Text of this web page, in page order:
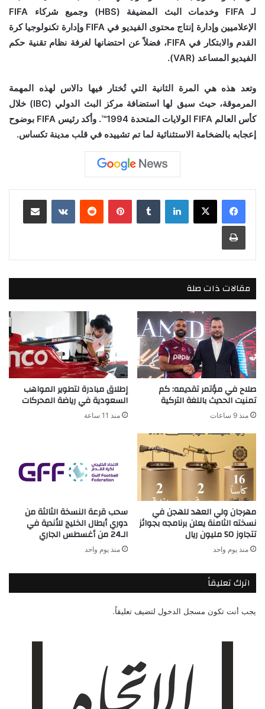
لـ FIFA وخدمات البث المضيفة (HBS) وجميع شركاء FIFA
الإعلاميين وإدارة إنتاج محتوى الفيديو في FIFA وإدارة تكنولوجيا كرة
القدم والابتكار في FIFA، فضلاً عن احتضانها لغرفة نظام تقنية حكم
الفيديو المساعد (VAR).
وتعد هذه هي المرة الثانية التي تُختار فيها دالاس لهذه المهمة
المرموقة، حيث سبق لها استضافة مركز البث الدولي (IBC) خلال
كأس العالم FIFA الولايات المتحدة 1994™. وأكد رئيس FIFA بوضوح
إعجابه بالضخامة الاستثنائية لما تم تشييده في قلب مدينة تكساس.
لينكدإن بينتيريست مشاركة عبر البريد
طباعة
مقالات ذات صلة
صلاح في مؤتمر تقديمه: كم
تمنيت الحديث باللغة التركية
منذ 9 ساعات
إطلاق مبادرة لتطوير المواهب
السعودية في رياضة المحركات
منذ 11 ساعة
مهرجان ولي العهد للهجن في
نسخته الثامنة يعلن برنامجه بجوائز
تتجاوز 50 مليون ريال
منذ يوم واحد
سحب قرعة النسخة الثالثة من
دوري أبطال الخليج للأندية في
الـ24 من أغسطس الجاري
منذ يوم واحد
اترك تعليقاً
يجب أنت تكون مسجل الدخول لتضيف تعليقاً.